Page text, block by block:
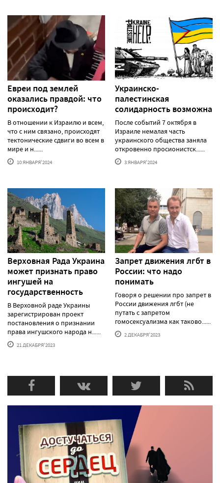
Евреи под землей
оказались правдой: что
происходит?
В отношении к Израилю и всем,
что с ним связано, происходят
тектонические сдвиги во всем в
мире и н......
10 ЯНВАРЯ'2024
Украинско-
палестинская
солидарность возможна
После событий 7 октября в
Израиле немалая часть
украинского общества заняла
откровенно просионистск......
3 ЯНВАРЯ'2024
Верховная Рада Украина
может признать право
ингушей на
государственность
В Верховной раде Украины
зарегистрирован проект
постановления о признании
права ингушского народа н......
21 ДЕКАБРЯ'2023
Запрет движения лгбт в
России: что надо
понимать
Говоря о решении про запрет в
России движения лгбт (не
путать с запретом
гомосексуализма как таково......
2 ДЕКАБРЯ'2023